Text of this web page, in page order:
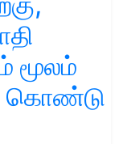
மூலம்
கொண்டு